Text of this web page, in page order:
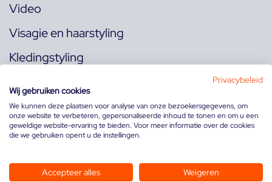
Video
Visagie en haarstyling
Kledingstyling
Volg ons op:
Privacybeleid
Wij gebruiken cookies
We kunnen deze plaatsen voor analyse van onze bezoekersgegevens, om
onze website te verbeteren, gepersonaliseerde inhoud te tonen en om u een
geweldige website-ervaring te bieden. Voor meer informatie over de cookies
die we gebruiken opent u de instellingen.
Accepteer alles Weigeren